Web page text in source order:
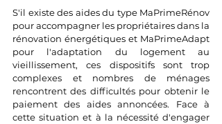
S'il existe des aides du type MaPrimeRénov
pour accompagner les propriétaires dans la
rénovation énergétiques et MaPrimeAdapt
pour l'adaptation du logement au
vieillissement, ces dispositifs sont trop
complexes et nombres de ménages
rencontrent des difficultés pour obtenir le
paiement des aides annoncées. Face à
cette situation et à la nécessité d'engager